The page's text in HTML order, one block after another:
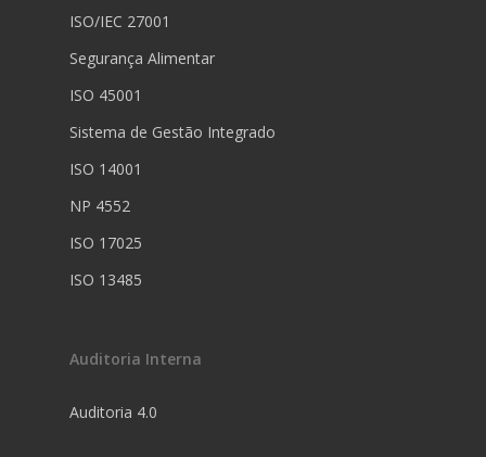
ISO/IEC 27001
Segurança Alimentar
ISO 45001
Sistema de Gestão Integrado
ISO 14001
NP 4552
ISO 17025
ISO 13485
Auditoria Interna
Auditoria 4.0